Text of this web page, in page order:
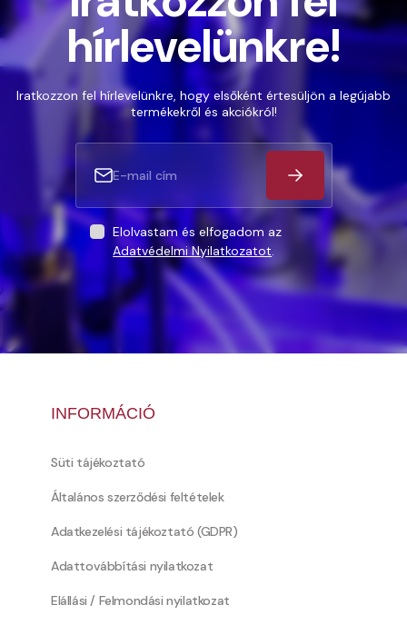
hírlevelünkre!
Iratkozzon fel hírlevelünkre, hogy elsőként értesüljön a legújabb
termékekről és akciókról!
Elolvastam és elfogadom az
Adatvédelmi Nyilatkozatot.
INFORMÁCIÓ
Süti tájékoztató
Általános szerződési feltételek
Adatkezelési tájékoztató (GDPR)
Adattovábbítási nyilatkozat
Elállási / Felmondási nyilatkozat